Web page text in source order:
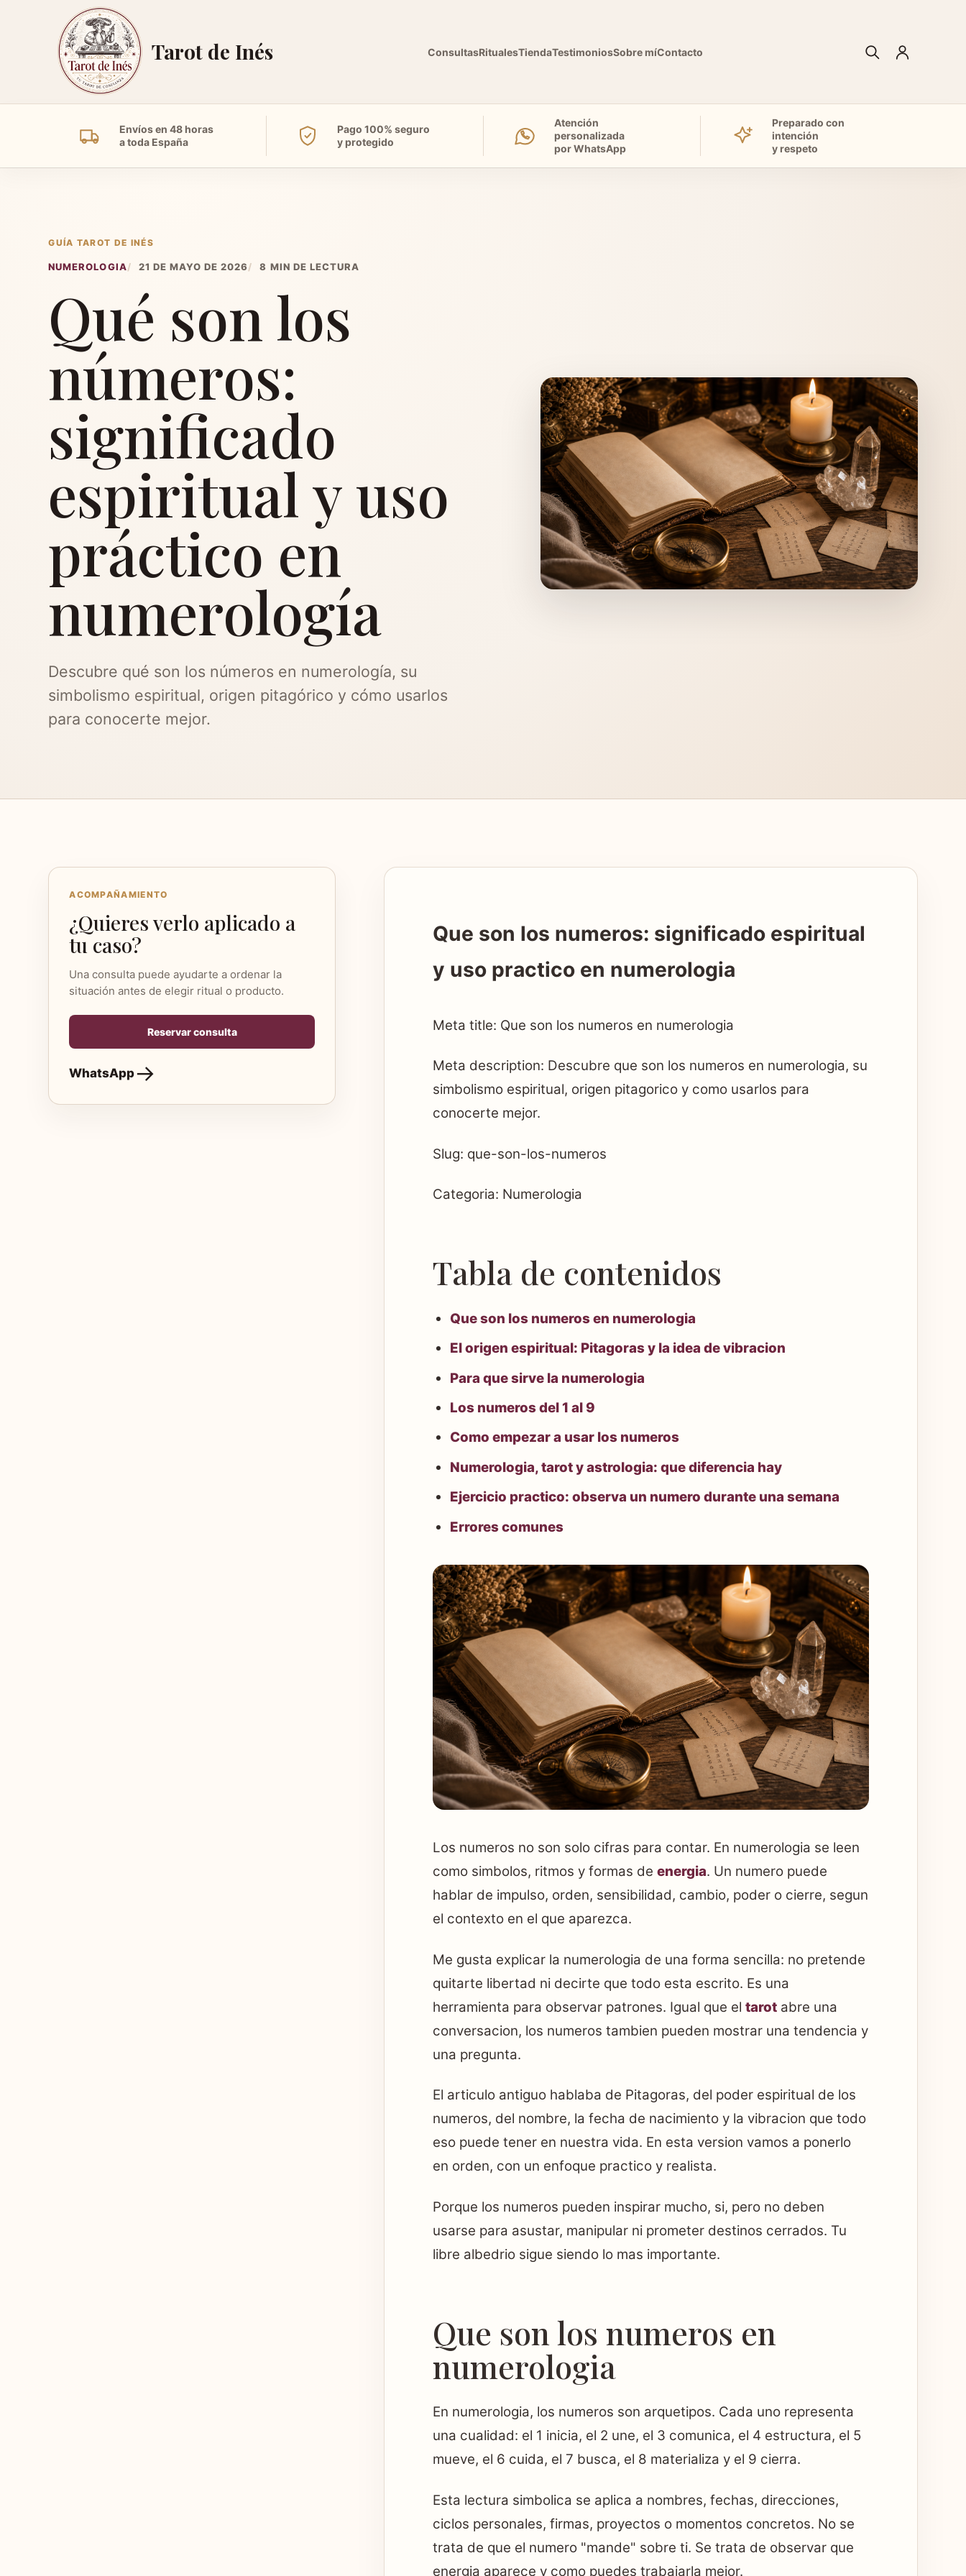
Tarot de Inés ConsultasRitualesTiendaTestimoniosSobre míContacto
Envíos en 48 horas
a toda España
Pago 100% seguro
y protegido
Atención
personalizada
por WhatsApp
Preparado con
intención
y respeto
GUÍA TAROT DE INÉS
NUMEROLOGIA 21 DE MAYO DE 2026 8 MIN DE LECTURA
Qué son los
números:
significado
espiritual y uso
práctico en
numerología
Descubre qué son los números en numerología, su
simbolismo espiritual, origen pitagórico y cómo usarlos
para conocerte mejor.
ACOMPAÑAMIENTO
¿Quieres verlo aplicado a
tu caso?
Una consulta puede ayudarte a ordenar la
situación antes de elegir ritual o producto.
Reservar consulta
WhatsApp
Que son los numeros: significado espiritual
y uso practico en numerologia
Meta title: Que son los numeros en numerologia
Meta description: Descubre que son los numeros en numerologia, su
simbolismo espiritual, origen pitagorico y como usarlos para
conocerte mejor.
Slug: que-son-los-numeros
Categoria: Numerologia
Tabla de contenidos
Que son los numeros en numerologia
El origen espiritual: Pitagoras y la idea de vibracion
Para que sirve la numerologia
Los numeros del 1 al 9
Como empezar a usar los numeros
Numerologia, tarot y astrologia: que diferencia hay
Ejercicio practico: observa un numero durante una semana
Errores comunes
Los numeros no son solo cifras para contar. En numerologia se leen
como simbolos, ritmos y formas deenergia. Un numero puede
hablar de impulso, orden, sensibilidad, cambio, poder o cierre, segun
el contexto en el que aparezca.
Me gusta explicar la numerologia de una forma sencilla: no pretende
quitarte libertad ni decirte que todo esta escrito. Es una
herramienta para observar patrones. Igual que eltarot abre una
conversacion, los numeros tambien pueden mostrar una tendencia y
una pregunta.
El articulo antiguo hablaba de Pitagoras, del poder espiritual de los
numeros, del nombre, la fecha de nacimiento y la vibracion que todo
eso puede tener en nuestra vida. En esta version vamos a ponerlo
en orden, con un enfoque practico y realista.
Porque los numeros pueden inspirar mucho, si, pero no deben
usarse para asustar, manipular ni prometer destinos cerrados. Tu
libre albedrio sigue siendo lo mas importante.
Que son los numeros en
numerologia
En numerologia, los numeros son arquetipos. Cada uno representa
una cualidad: el 1 inicia, el 2 une, el 3 comunica, el 4 estructura, el 5
mueve, el 6 cuida, el 7 busca, el 8 materializa y el 9 cierra.
Esta lectura simbolica se aplica a nombres, fechas, direcciones,
ciclos personales, firmas, proyectos o momentos concretos. No se
trata de que el numero "mande" sobre ti. Se trata de observar que
energia aparece y como puedes trabajarla mejor.